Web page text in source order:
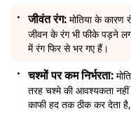
जीवंत रंग: मोतिया के कारण
जीवन के रंग भी फीके पड़ने
में रंग फिर से भर गए हैं।
चश्मों पर कम निर्भरता:
तरह चश्मे की आवश्यकता नहीं
काफी हद तक ठीक कर देता